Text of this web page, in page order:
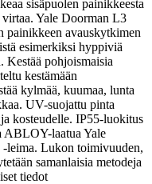
sisäpuolen painikkeesta
Yale Doorman L3
painikkeen avauskytkimen
esimerkiksi hyppiviä
Kestää pohjoismaisia
kestämään
kylmää, kuumaa, lunta
UV-suojattu pinta
kosteudelle. IP55-luokitus
ABLOY-laatua Yale
leima. Lukon toimivuuden,
samanlaisia metodeja
tiedot